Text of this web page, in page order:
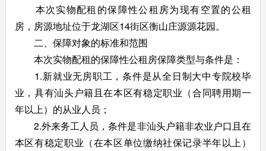
本次实物配租的保障性公租房为现有空置的公租
房，房源地址位于龙湖区14街区衡山庄源源花园。
二、保障对象的标准和范围
本次实物配租的保障性公租房保障类型与条件是：
1.新就业无房职工，条件是从全日制大中专院校毕
业，具有汕头户籍且在本区有稳定职业（合同聘用期一
年以上）的从业人员；
2.外来务工人员，条件是非汕头户籍非农业户口且在
本区有稳定职业（在本区单位缴纳社保记录半年以上）